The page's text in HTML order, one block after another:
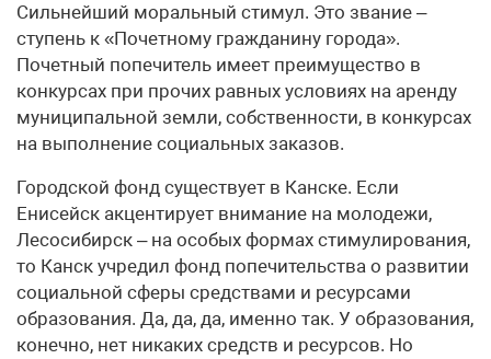
Сильнейший моральный стимул. Это звание –
ступень к «Почетному гражданину города».
Почетный попечитель имеет преимущество в
конкурсах при прочих равных условиях на аренду
муниципальной земли, собственности, в конкурсах
на выполнение социальных заказов.
Городской фонд существует в Канске. Если
Енисейск акцентирует внимание на молодежи,
Лесосибирск – на особых формах стимулирования,
то Канск учредил фонд попечительства о развитии
социальной сферы средствами и ресурсами
образования. Да, да, да, именно так. У образования,
конечно, нет никаких средств и ресурсов. Но